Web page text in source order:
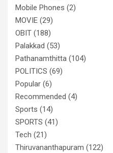
Mobile Phones (2)
MOVIE (29)
OBIT (188)
Palakkad (53)
Pathanamthitta (104)
POLITICS (69)
Popular (6)
Recommended (4)
Sports (14)
SPORTS (41)
Tech (21)
Thiruvananthapuram (122)